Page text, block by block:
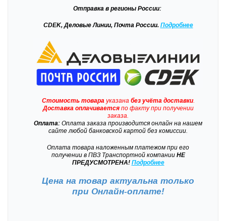
Отправка в регионы России:
CDEK, Деловые Линии, Почта России. Подробнее
Стоимость товарауказана без учёта доставки.
Доставкаоплачиваетсяпо факту при получении
заказа.
Оплата: Оплата заказа производится онлайн на нашем
сайте любой банковской картой без комиссии.
Оплата товара наложенным платежом при его
получении в ПВЗ Транспортной компанииНЕ
ПРЕДУСМОТРЕНА! Подробнее
Цена на товар актуальна только
при Онлайн-оплате!